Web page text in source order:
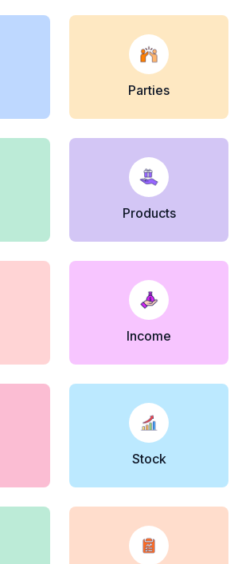
Parties
Products
Income
Stock